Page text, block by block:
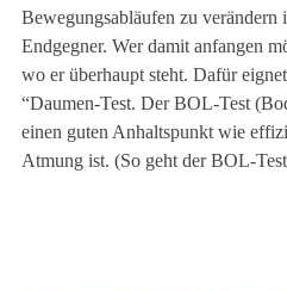
Bewegungsabläufen zu verändern
Endgegner. Wer damit anfangen
wo er überhaupt steht. Dafür
“Daumen-Test. Der BOL-Test
einen guten Anhaltspunkt wie
Atmung ist. (So geht der BOL-